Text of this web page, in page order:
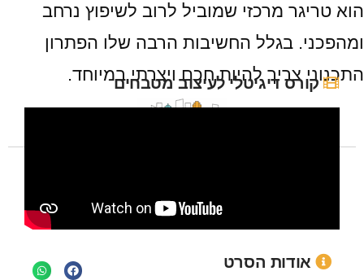
הוא טריגר מרכזי שמוביל לרוב לשיפוץ נרחב
ומהפכני. בגלל החשיבות הרבה שלו הפתרון
התכנוני צריך להיות חכם ויצרתי במיוחד.
קורס דיגיטלי לעיצוב מטבחים
אודות הסרט